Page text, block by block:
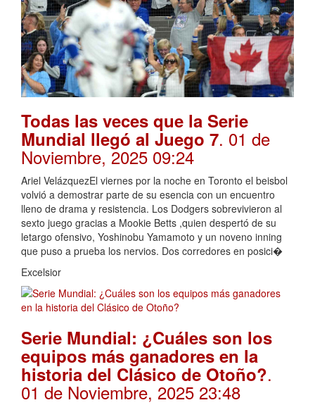
Todas las veces que la Serie
Mundial llegó al Juego 7. 01 de
Noviembre, 2025 09:24
Ariel VelázquezEl viernes por la noche en Toronto el beisbol
volvió a demostrar parte de su esencia con un encuentro
lleno de drama y resistencia. Los Dodgers sobrevivieron al
sexto juego gracias a Mookie Betts ,quien despertó de su
letargo ofensivo, Yoshinobu Yamamoto y un noveno inning
que puso a prueba los nervios. Dos corredores en posici�
Excelsior
Serie Mundial: ¿Cuáles son los
equipos más ganadores en la
historia del Clásico de Otoño?.
01 de Noviembre, 2025 23:48